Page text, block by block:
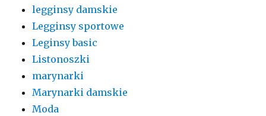
legginsy damskie
Legginsy sportowe
Leginsy basic
Listonoszki
marynarki
Marynarki damskie
Moda